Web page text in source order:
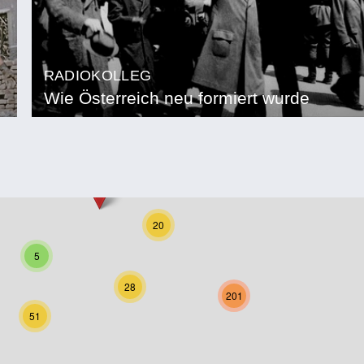
RADIOKOLLEG
Wie Österreich neu formiert wurde
28
20
51
201
5